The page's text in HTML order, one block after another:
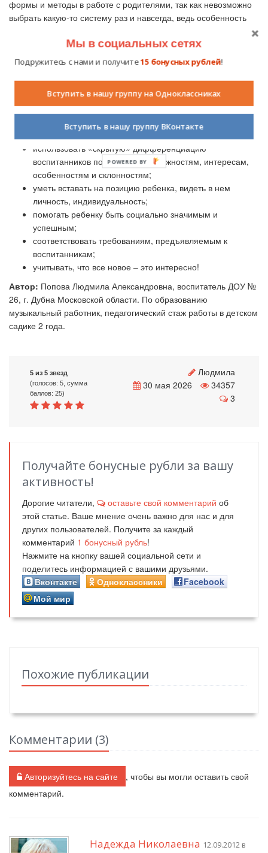
формы и методы в работе с родителями, так как невозможно
выбрать какую-то систему раз и навсегда, ведь особенность
Мои принципы работыможно описать так:
не быть назойливой: у каждого свой мир интересов и
увлечений;
предоставлять детям больше самостоятельности и
права выбора;
не развлекать, а увлекать и занимать, чтобы задать
основу эмоционального тона занятия;
использовать «скрытую» дифференциацию
воспитанников по учебным возможностям, интересам,
особенностям и склонностям;
уметь вставать на позицию ребенка, видеть в нем
личность, индивидуальность;
помогать ребенку быть социально значимым и
успешным;
соответствовать требованиям, предъявляемым к
воспитанникам;
учитывать, что все новое – это интересно!
Автор: Попова Людмила Александровна, воспитатель ДОУ №
26, г. Дубна Московской области. По образованию
музыкальный работник, педагогический стаж работы в детском
садике 2 года.
5 из 5 звезд
(голосов: 5, сумма
баллов: 25)
Людмила
30 мая 2026
34357
3
Получайте бонусные рубли за вашу
активность!
Дорогие читатели, оставьте свой комментарий об
этой статье. Ваше мнение очень важно для нас и для
других пользователей. Получите за каждый
комментарий 1 бонусный рубль!
Нажмите на кнопку вашей социальной сети и
поделитесь информацией с вашими друзьями.
Вконтакте
Одноклассники
Facebook
Мой мир
Похожие публикации
Комментарии (3)
Авторизуйтесь на сайте
, чтобы вы могли оставить свой
комментарий.
Надежда Николаевна 12.09.2012 в
Мы в социальных сетях
Подружитесь с нами и получите15 бонусных рублей!
Вступить в нашу группу на Одноклассниках
Вступить в нашу группу ВКонтакте